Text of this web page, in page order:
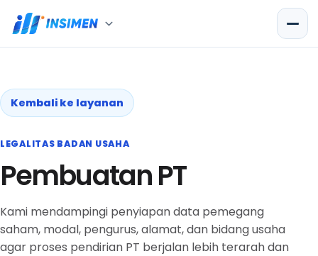
Kembali ke layanan
LEGALITAS BADAN USAHA
Pembuatan PT
Kami mendampingi penyiapan data pemegang
saham, modal, pengurus, alamat, dan bidang usaha
agar proses pendirian PT berjalan lebih terarah dan